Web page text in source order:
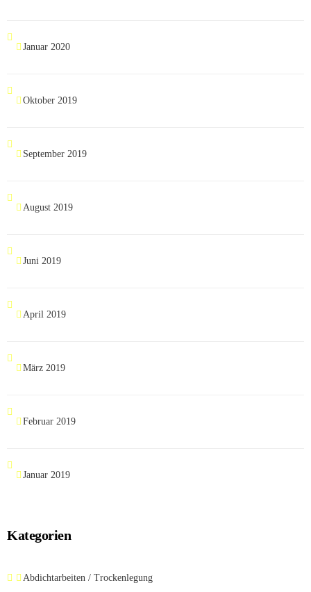
Januar 2020
Oktober 2019
September 2019
August 2019
Juni 2019
April 2019
März 2019
Februar 2019
Januar 2019
Kategorien
Abdichtarbeiten / Trockenlegung